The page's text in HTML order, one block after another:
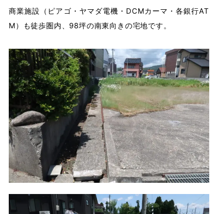
商業施設（ピアゴ・ヤマダ電機・DCMカーマ・各銀行AT
M）も徒歩圏内、98坪の南東向きの宅地です。